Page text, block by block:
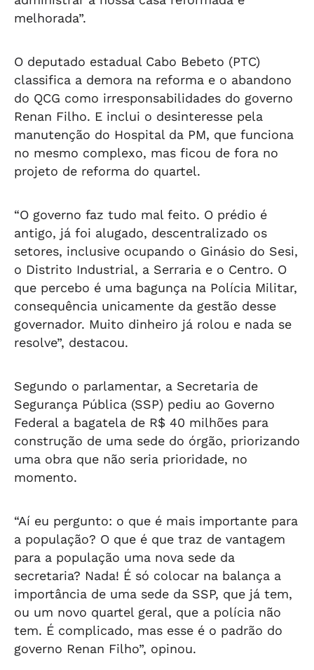
melhorada”.
O deputado estadual Cabo Bebeto (PTC)
classifica a demora na reforma e o abandono
do QCG como irresponsabilidades do governo
Renan Filho. E inclui o desinteresse pela
manutenção do Hospital da PM, que funciona
no mesmo complexo, mas ficou de fora no
projeto de reforma do quartel.
“O governo faz tudo mal feito. O prédio é
antigo, já foi alugado, descentralizado os
setores, inclusive ocupando o Ginásio do Sesi,
o Distrito Industrial, a Serraria e o Centro. O
que percebo é uma bagunça na Polícia Militar,
consequência unicamente da gestão desse
governador. Muito dinheiro já rolou e nada se
resolve”, destacou.
Segundo o parlamentar, a Secretaria de
Segurança Pública (SSP) pediu ao Governo
Federal a bagatela de R$ 40 milhões para
construção de uma sede do órgão, priorizando
uma obra que não seria prioridade, no
momento.
“Aí eu pergunto: o que é mais importante para
a população? O que é que traz de vantagem
para a população uma nova sede da
secretaria? Nada! É só colocar na balança a
importância de uma sede da SSP, que já tem,
ou um novo quartel geral, que a polícia não
tem. É complicado, mas esse é o padrão do
governo Renan Filho”, opinou.